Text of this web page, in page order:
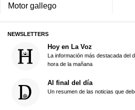
Motor gallego
NEWSLETTERS
Hoy en La Voz
La información más destacada del
hora de la mañana
Al final del día
Un resumen de las noticias que